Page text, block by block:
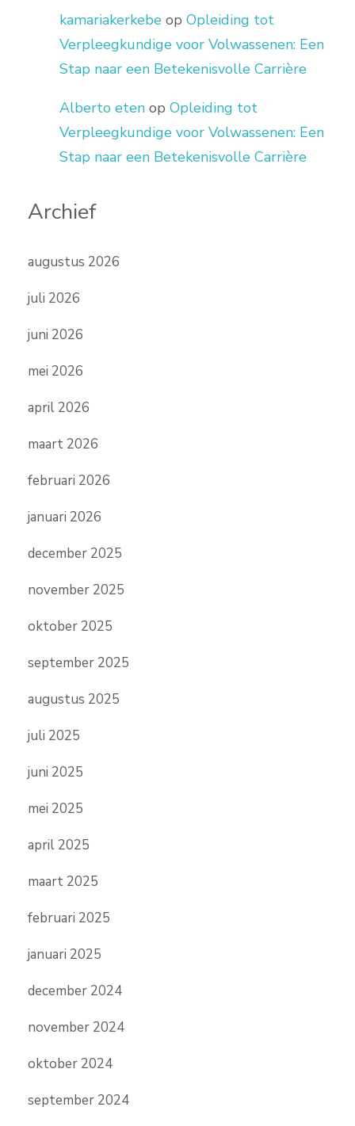
kamariakerkebe op Opleiding tot
Verpleegkundige voor Volwassenen: Een
Stap naar een Betekenisvolle Carrière
Alberto eten op Opleiding tot
Verpleegkundige voor Volwassenen: Een
Stap naar een Betekenisvolle Carrière
Archief
augustus 2026
juli 2026
juni 2026
mei 2026
april 2026
maart 2026
februari 2026
januari 2026
december 2025
november 2025
oktober 2025
september 2025
augustus 2025
juli 2025
juni 2025
mei 2025
april 2025
maart 2025
februari 2025
januari 2025
december 2024
november 2024
oktober 2024
september 2024